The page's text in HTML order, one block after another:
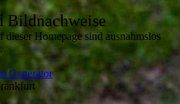
Bildnachweise
dieser Homepage sind ausnahmslos
Generator